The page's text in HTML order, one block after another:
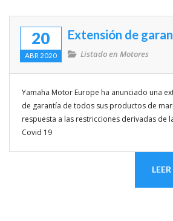
VIDEOS
20
ABR 2020
Extensión de
Listado enMotores
Yamaha Motor Europe ha anunciado una
de garantía de todos sus productos de
respuesta a las restricciones derivadas de
Covid 19